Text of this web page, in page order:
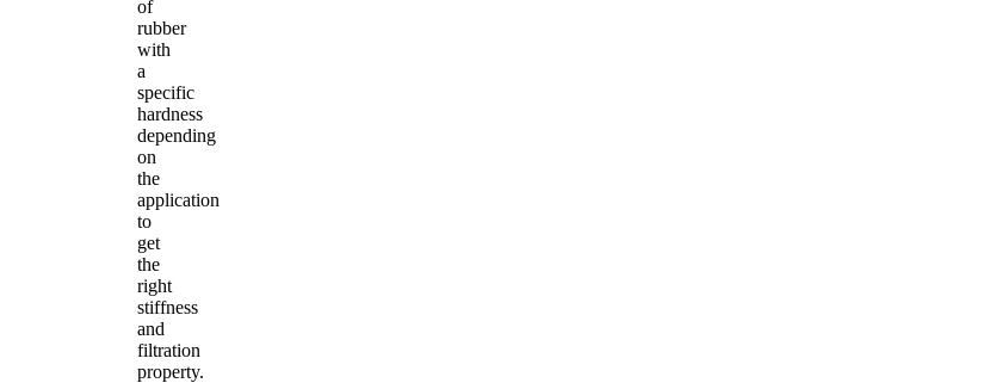
of
rubber
with
a
specific
hardness
depending
on
the
application
to
get
the
right
stiffness
and
filtration
property.